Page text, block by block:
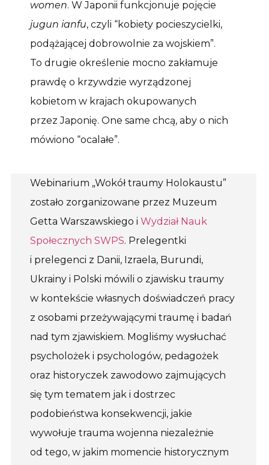
women. W Japonii funkcjonuje pojęcie
jugun ianfu, czyli “kobiety pocieszycielki,
podążającej dobrowolnie za wojskiem”.
To drugie określenie mocno zakłamuje
prawdę o krzywdzie wyrządzonej
kobietom w krajach okupowanych
przez Japonię. One same chcą, aby o nich
mówiono “ocalałe”.
Webinarium „Wokół traumy Holokaustu”
zostało zorganizowane przez Muzeum
Getta Warszawskiego i Wydział Nauk
Społecznych SWPS. Prelegentki
i prelegenci z Danii, Izraela, Burundi,
Ukrainy i Polski mówili o zjawisku traumy
w kontekście własnych doświadczeń pracy
z osobami przeżywającymi traumę i badań
nad tym zjawiskiem. Mogliśmy wysłuchać
psycholożek i psychologów, pedagożek
oraz historyczek zawodowo zajmujących
się tym tematem jak i dostrzec
podobieństwa konsekwencji, jakie
wywołuje trauma wojenna niezależnie
od tego, w jakim momencie historycznym